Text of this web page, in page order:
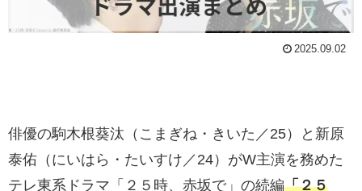
2025.09.02
俳優の駒木根葵汰（こまぎね・きいた／25）と新原
泰佑（にいはら・たいすけ／24）がW主演を務めた
テレ東系ドラマ「２５時、赤坂で」の続編「２５